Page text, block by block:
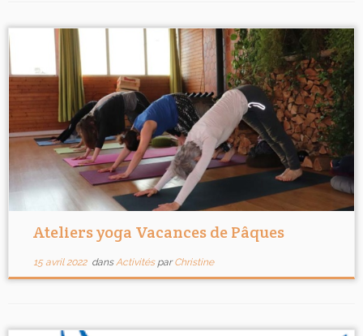
Ateliers yoga Vacances de Pâques
15 avril 2022dansActivités parChristine